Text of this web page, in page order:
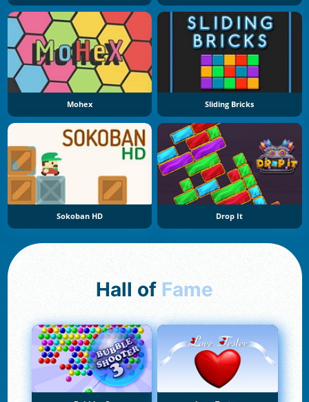
Mohex Sliding Bricks
Sokoban HD Drop It
Hall of Fame